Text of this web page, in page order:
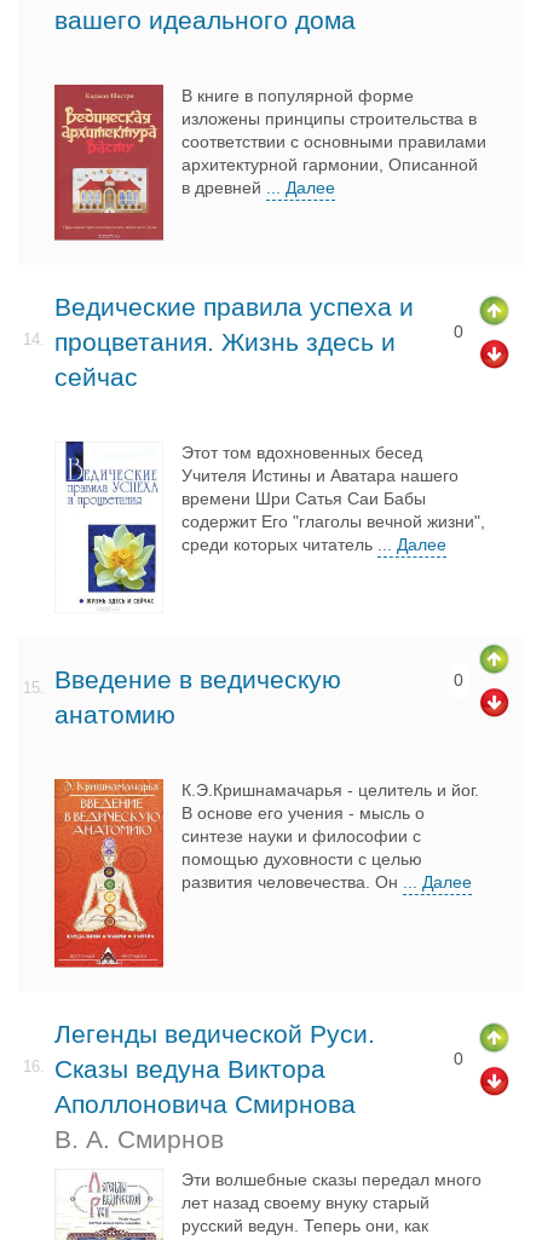
вашего идеального дома
В книге в популярной форме
изложены принципы строительства в
соответствии с основными правилами
архитектурной гармонии, Описанной
в древней
... Далее
14.
Ведические правила успеха и
процветания. Жизнь здесь и
сейчас
0
Этот том вдохновенных бесед
Учителя Истины и Аватара нашего
времени Шри Сатья Саи Бабы
содержит Его "глаголы вечной жизни",
среди которых читатель
... Далее
15.
Введение в ведическую
анатомию
0
К.Э.Кришнамачарья - целитель и йог.
В основе его учения - мысль о
синтезе науки и философии с
помощью духовности с целью
развития человечества. Он
... Далее
16.
Легенды ведической Руси.
Сказы ведуна Виктора
Аполлоновича Смирнова
В. А. Смирнов
0
Эти волшебные сказы передал много
лет назад своему внуку старый
русский ведун. Теперь они, как